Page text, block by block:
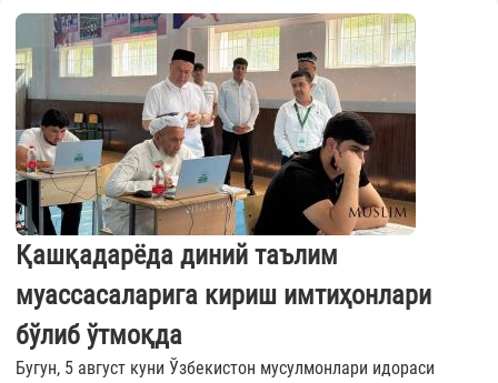
Қашқадарёда диний таълим
муассасаларига кириш имтиҳонлари
бўлиб ўтмоқда
Бугун, 5 август куни Ўзбекистон мусулмонлари идораси